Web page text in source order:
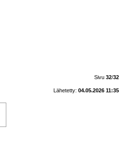
Sivu 32/32
Lähetetty: 04.05.2026 11:35